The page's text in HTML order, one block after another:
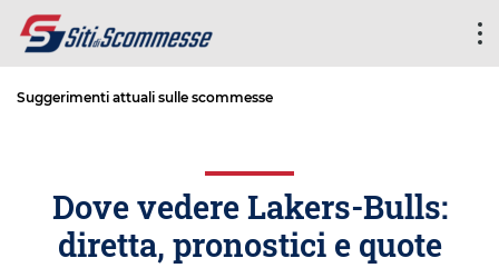
Suggerimenti attuali sulle scommesse
Dove vedere Lakers-Bulls:
diretta, pronostici e quote